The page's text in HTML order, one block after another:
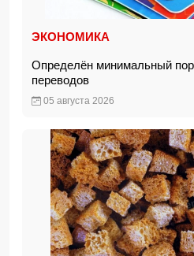
ЭКОНОМИКА
Определён минимальный
переводов
05 августа 2026